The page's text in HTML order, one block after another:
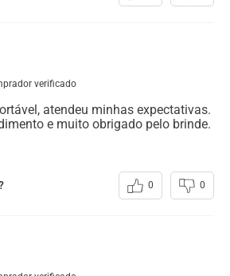
verificado
atendeu minhas expectativas.
e muito obrigado pelo brinde.
0 0